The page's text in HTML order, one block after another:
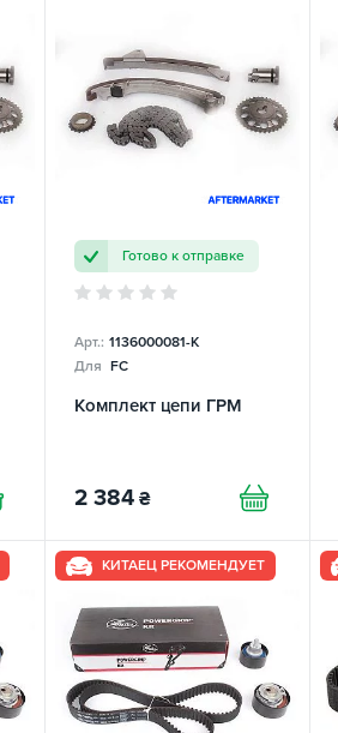
Готово к отправке
Арт.: 1136000081-K
Для FC
Комплект цепи ГРМ
2 384 ₴
КИТАЕЦ РЕКОМЕНДУЕТ